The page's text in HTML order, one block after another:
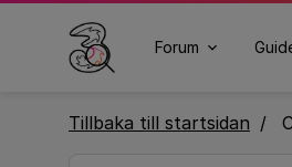
Forum
Tillbaka till startsidan